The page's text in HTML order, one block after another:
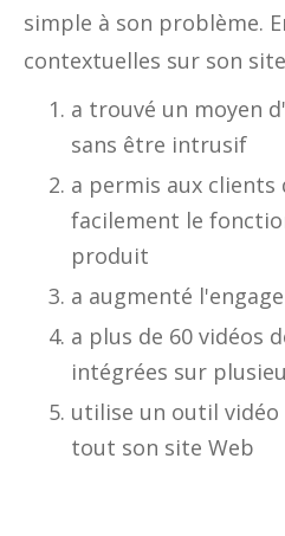
simple à son problème.
contextuelles sur son
a trouvé un moyen
sans être intrusif
a permis aux clients
facilement le
produit
a augmenté
a plus de 60 vidéos
intégrées sur
utilise un outil
tout son site Web